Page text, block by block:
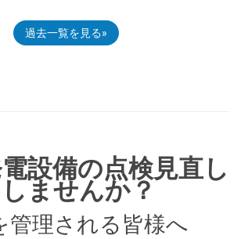
過去一覧を見る
設備の点検見直し
ませんか？
管理される皆様へ